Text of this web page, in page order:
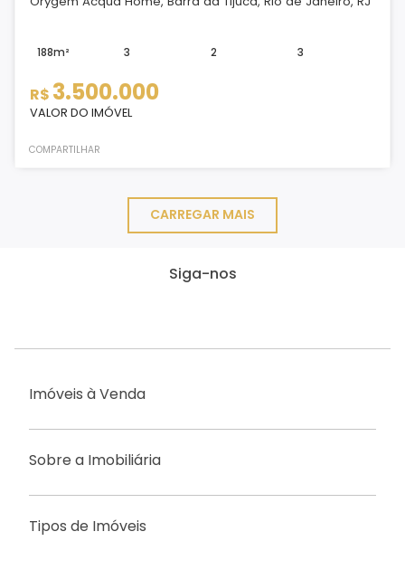
188m² 3 2 3
R$ 3.500.000
VALOR DO IMÓVEL
COMPARTILHAR
CARREGAR MAIS
Siga-nos
Imóveis à Venda
Sobre a Imobiliária
Tipos de Imóveis